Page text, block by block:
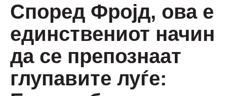
Според Фројд, ова е
единствениот начин
да се препознаат
глупавите луѓе: